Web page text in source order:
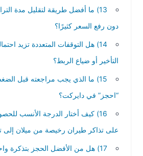
13) ما أفضل طريقة لتقليل مدة الترانزيت
دون رفع السعر كثيرًا؟
14) هل التوقفات المتعددة تزيد احتمالية
التأخير أو ضياع الربط؟
15) ما الذي يجب مراجعته قبل الضغط على
“احجز” في دايركت؟
16) كيف أختار الدرجة الأنسب للحصول
على تذاكر طيران رخيصة من ميلان إلى تبوك؟
17) هل من الأفضل الحجز بتذكرة واحدة